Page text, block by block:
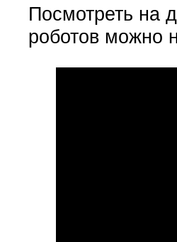
Посмотреть на
роботов можно